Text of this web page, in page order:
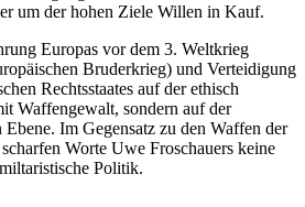
um der hohen Ziele Willen in Kauf.
Europas vor dem 3. Weltkrieg
Bruderkrieg) und Verteidigung
Rechtsstaates auf der ethisch
Waffengewalt, sondern auf der
Im Gegensatz zu den Waffen der
Worte Uwe Froschauers keine
Politik.